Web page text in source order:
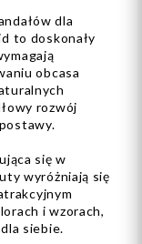
dla
to doskonały
obcasa
rozwój
się w
wyróżniają się
i wzorach,
siebie.